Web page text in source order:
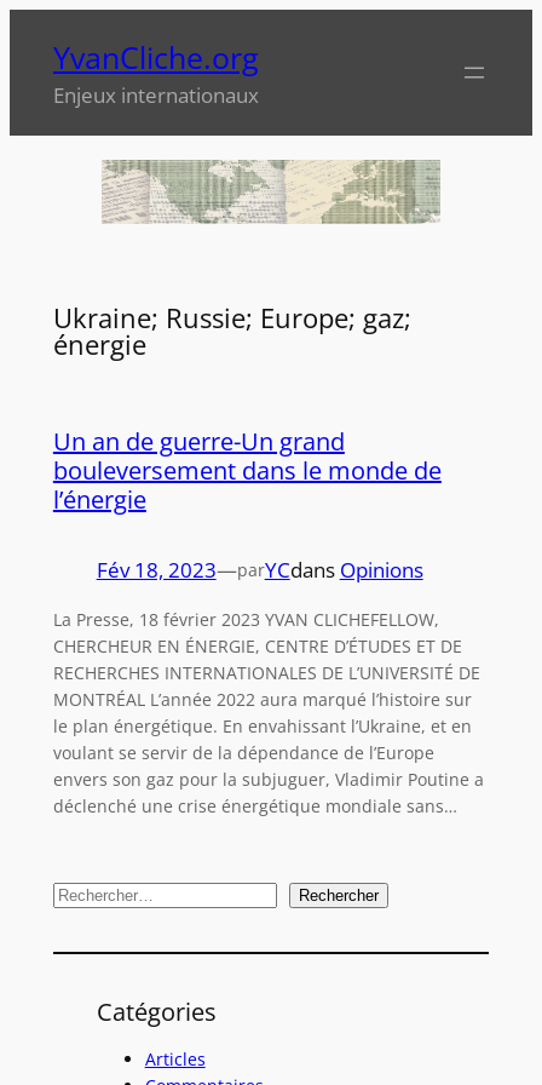
contenu
YvanCliche.org
Enjeux internationaux
Ukraine; Russie; Europe; gaz;
énergie
Un an de guerre-Un grand
bouleversement dans le monde de
l’énergie
Fév 18, 2023—parYCdans Opinions
La Presse, 18 février 2023 YVAN CLICHEFELLOW,
CHERCHEUR EN ÉNERGIE, CENTRE D’ÉTUDES ET DE
RECHERCHES INTERNATIONALES DE L’UNIVERSITÉ DE
MONTRÉAL L’année 2022 aura marqué l’histoire sur
le plan énergétique. En envahissant l’Ukraine, et en
voulant se servir de la dépendance de l’Europe
envers son gaz pour la subjuguer, Vladimir Poutine a
déclenché une crise énergétique mondiale sans…
R
c
Rechercher
Catégories
Articles